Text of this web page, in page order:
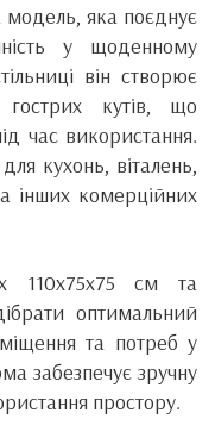
модель, яка поєднує
у щоденному
він створює
кутів, що
час використання.
кухонь, віталень,
інших комерційних
110х75х75 см та
оптимальний
та потреб у
забезпечує зручну
простору.